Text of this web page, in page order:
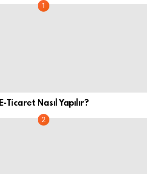
E-Ticaret Nasıl Yapılır?